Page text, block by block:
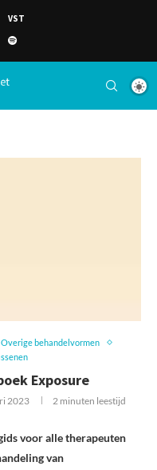
VST
Overige behandelvormen
Exposure
2023 2 minuten leestijd
voor alle therapeuten
van